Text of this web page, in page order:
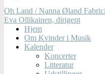
Oh Land / Nanna Øland
Eva Ollikainen, dirigent
Hjem
Om Kvinder i Musik
Kalender
Koncerter
Litteratur